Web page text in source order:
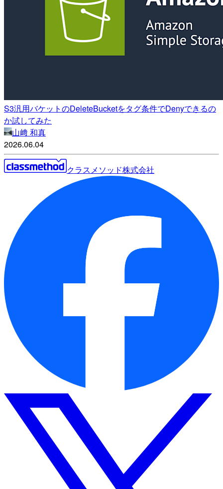
S3汎用バケットのDeleteBucketをタグ条件でDenyできるの
か試してみた
山﨑 和真
2026.06.04
クラスメソッド株式会社